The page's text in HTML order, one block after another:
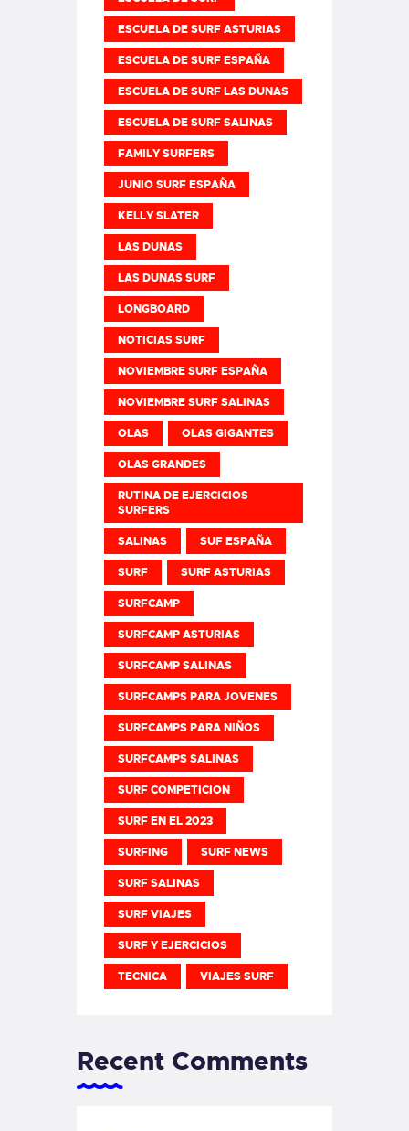
ESCUELA DE SURF ASTURIAS
ESCUELA DE SURF ESPAÑA
ESCUELA DE SURF LAS DUNAS
ESCUELA DE SURF SALINAS
FAMILY SURFERS
JUNIO SURF ESPAÑA
KELLY SLATER
LAS DUNAS
LAS DUNAS SURF
LONGBOARD
NOTICIAS SURF
NOVIEMBRE SURF ESPAÑA
NOVIEMBRE SURF SALINAS
OLAS OLAS GIGANTES
OLAS GRANDES
RUTINA DE EJERCICIOS
SURFERS
SALINAS SUF ESPAÑA
SURF SURF ASTURIAS
SURFCAMP
SURFCAMP ASTURIAS
SURFCAMP SALINAS
SURFCAMPS PARA JOVENES
SURFCAMPS PARA NIÑOS
SURFCAMPS SALINAS
SURF COMPETICION
SURF EN EL 2023
SURFING SURF NEWS
SURF SALINAS
SURF VIAJES
SURF Y EJERCICIOS
TECNICA VIAJES SURF
Recent Comments